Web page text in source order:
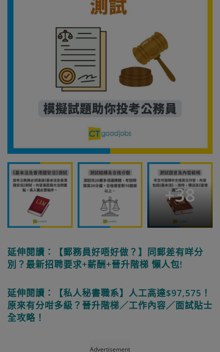
+38
延伸閱讀：【郵務員好唔好做？】同郵差有咩分
別？最新招聘要求+薪酬+晉升階梯 懶人包!
延伸閱讀：【私人秘書職系】人工高達$97,575！
原來有分咁多級？晉升階梯／工作內容／面試貼士
全攻略！
Advertisement